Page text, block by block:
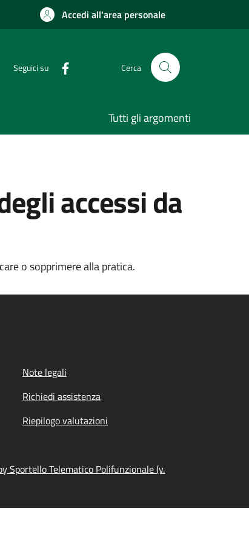
Accedi all'area personale
Seguici su Cerca
Tutti gli argomenti
accessi da
o sopprimere alla pratica.
Note legali
Richiedi assistenza
Riepilogo valutazioni
Sportello Telematico Polifunzionale (v.